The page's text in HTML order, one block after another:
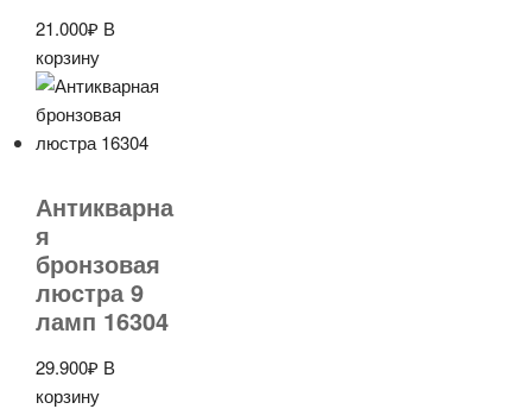
21.000₽ В
корзину
Антикварна
я
бронзовая
люстра 9
ламп 16304
29.900₽ В
корзину